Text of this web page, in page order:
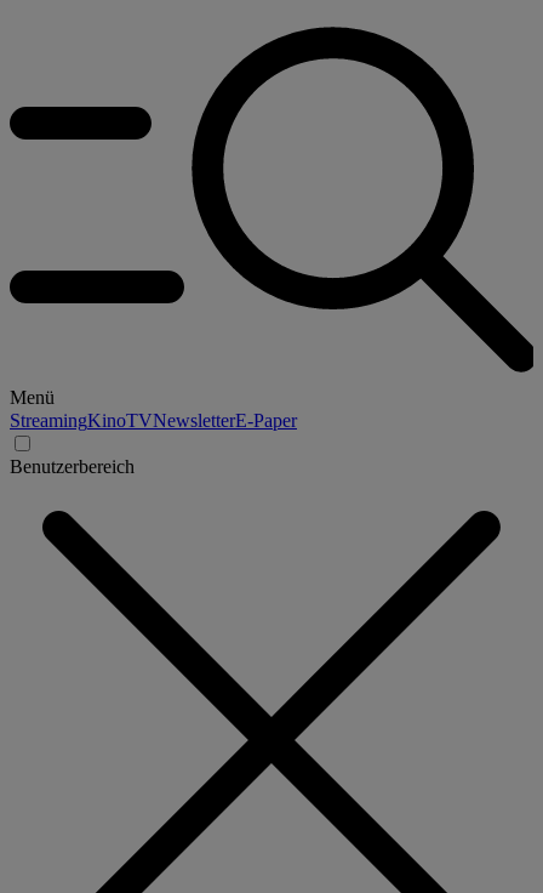
Menü
StreamingKinoTVNewsletterE-Paper
Benutzerbereich